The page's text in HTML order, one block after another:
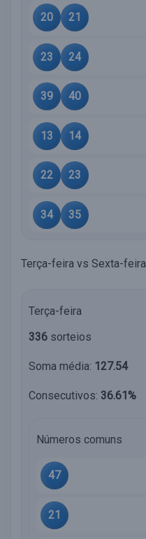
20 21
23 24
39 40
13 14
22 23
34 35
Terça-feira vs Sexta-feira
Terça-feira
336 sorteios
Soma média: 127.54
Consecutivos: 36.61%
Números comuns
47
21